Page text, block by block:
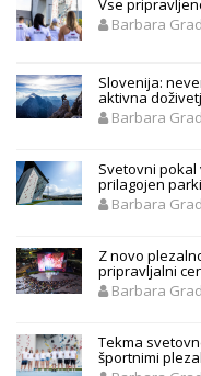
Vse
Barbara
Slovenija:
aktivna
Barbara
Svetovni
prilagojen
Barbara
Z novo
pripravljalni
Barbara
Tekma
športnimi